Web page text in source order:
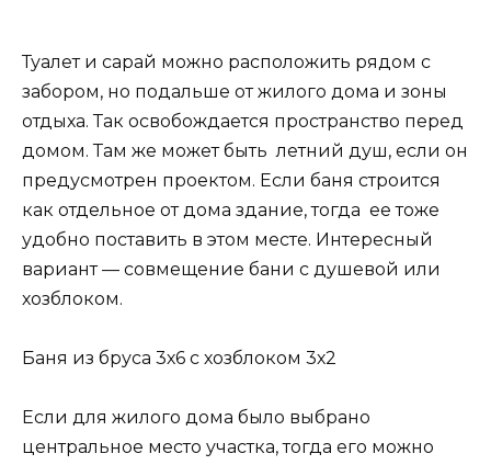
Туалет и сарай можно расположить рядом с
забором, но подальше от жилого дома и зоны
отдыха. Так освобождается пространство перед
домом. Там же может быть летний душ, если он
предусмотрен проектом. Если баня строится
как отдельное от дома здание, тогда ее тоже
удобно поставить в этом месте. Интересный
вариант — совмещение бани с душевой или
хозблоком.
Баня из бруса 3х6 с хозблоком 3х2
Если для жилого дома было выбрано
центральное место участка, тогда его можно